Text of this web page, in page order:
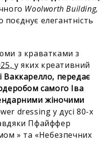
Woolworth Building,
елегантність
з краватками з
у яких креативний
Ваккарелло, передає
самого Іва
жіночими
dressing у дусі 80-х
Пфайффер
» та «Небезпечних